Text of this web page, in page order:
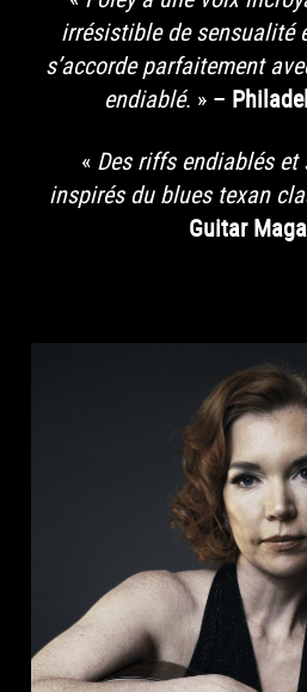
irrésistible de sensualité
s’accorde parfaitement
endiablé. » –
« Des riffs endiablés et
inspirés du blues texan
Guitar